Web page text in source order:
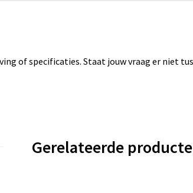
of specificaties. Staat jouw vraag er niet
Gerelateerde